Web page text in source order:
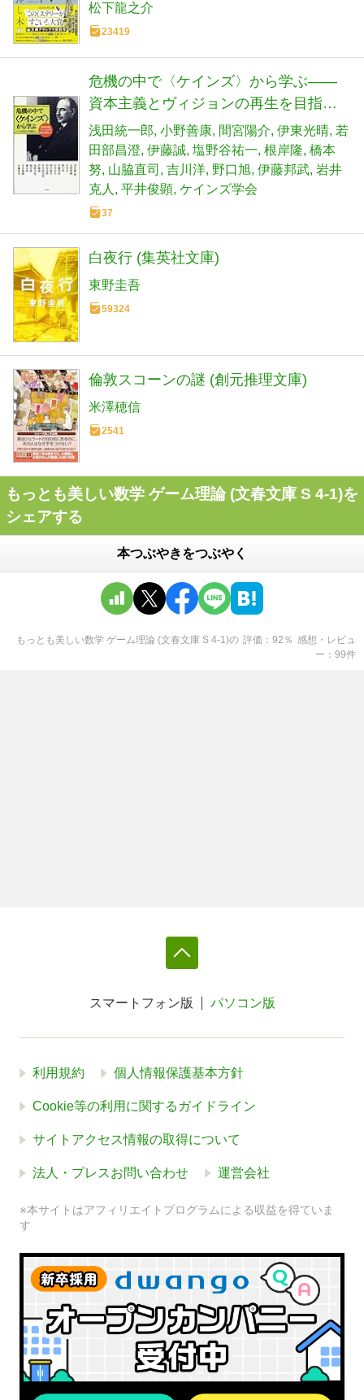
松下龍之介
23419
危機の中で〈ケインズ〉から学ぶ――
資本主義とヴィジョンの再生を目指し
て
浅田統一郎 小野善康 間宮陽介 伊東光晴 若
田部昌澄 伊藤誠 塩野谷祐一 根岸隆 橋本
努 山脇直司 吉川洋 野口旭 伊藤邦武 岩井
克人
平井俊顕 ケインズ学会
37
白夜行 (集英社文庫)
東野圭吾
59324
倫敦スコーンの謎 (創元推理文庫)
米澤穂信
2541
もっとも美しい数学 ゲーム理論 (文春文庫 S 4-1)を
シェアする
本つぶやきをつぶやく
もっとも美しい数学 ゲーム理論 (文春文庫 S 4-1)の 評価 92 ％ 感想・レビュ
ー
99件
スマートフォン版 パソコン版
利用規約 個人情報保護基本方針
Cookie等の利用に関するガイドライン
サイトアクセス情報の取得について
法人・プレスお問い合わせ 運営会社
※本サイトはアフィリエイトプログラムによる収益を得ていま
す